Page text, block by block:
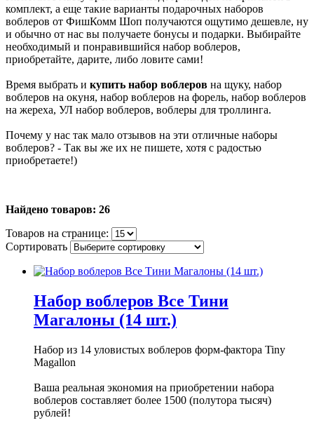
комплект, а еще такие варианты подарочных наборов
воблеров от ФишКомм Шоп получаются ощутимо дешевле, ну
и обычно от нас вы получаете бонусы и подарки. Выбирайте
необходимый и понравившийся набор воблеров,
приобретайте, дарите, либо ловите сами!
Время выбрать и купить набор воблеров на щуку, набор
воблеров на окуня, набор воблеров на форель, набор воблеров
на жереха, УЛ набор воблеров, воблеры для троллинга.
Почему у нас так мало отзывов на эти отличные наборы
воблеров? - Так вы же их не пишете, хотя с радостью
приобретаете!)
Найдено товаров: 26
Товаров на странице:
Сортировать
Набор воблеров Все Тини
Магалоны (14 шт.)
Набор из 14 уловистых воблеров форм-фактора Tiny
Magallon
Ваша реальная экономия на приобретении набора
воблеров составляет более 1500 (полутора тысяч)
рублей!